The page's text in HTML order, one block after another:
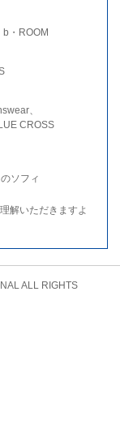
・ROOM
、
CROSS
ソフィ
解いただきますよ